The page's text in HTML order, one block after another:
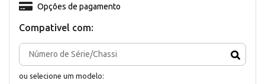
Compativel com:
ou selecione um modelo:
Opções de pagamento